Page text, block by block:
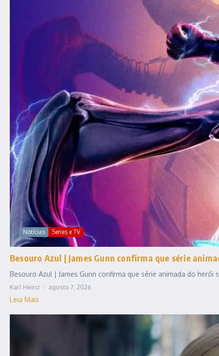
Notícias Series e TV
Besouro Azul | James Gunn confirma que série
Besouro Azul | James Gunn confirma que série animada do
Karl Heinz agosto 7, 2026
Leia Mais